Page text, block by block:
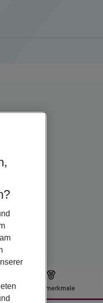
Hotelmerkmale